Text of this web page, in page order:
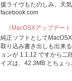
援ライヴもたのしみ。天
facebook.com
《MacOSXアップデー
純正ソフトとして
取り込み書き出しも出来
ョンが 1.1.12 ですから二
イズは、42.3MB とちょっ